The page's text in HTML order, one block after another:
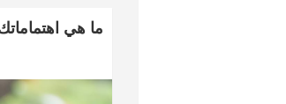
ما هي